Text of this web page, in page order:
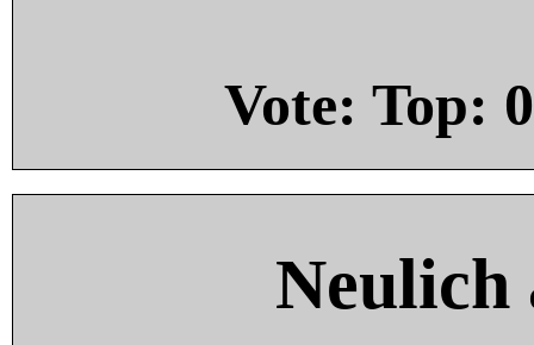
Vote: Top: 0
Neulich